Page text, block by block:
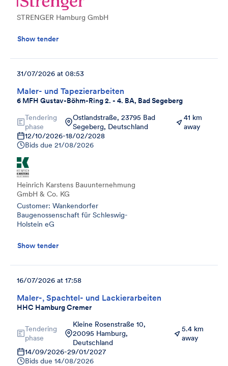
STRENGER Hamburg GmbH
Show tender
Maler- und Tapezierarbeiten
6 MFH Gustav-Böhm-Ring 2. - 4. BA, Bad Segeberg
31/07/2026 at 08:53
Tendering
phase
Ostlandstraße, 23795 Bad
Segeberg, Deutschland
41 km
away
12/10/2026-18/02/2028
Bids due 21/08/2026
Heinrich Karstens Bauunternehmung
GmbH & Co. KG
Customer: Wankendorfer
Baugenossenschaft für Schleswig-
Holstein eG
Show tender
Maler-, Spachtel- und Lackierarbeiten
HHC Hamburg Cremer
16/07/2026 at 17:58
Tendering
phase
Kleine Rosenstraße 10,
20095 Hamburg,
Deutschland
5.4 km
away
14/09/2026-29/01/2027
Bids due 14/08/2026